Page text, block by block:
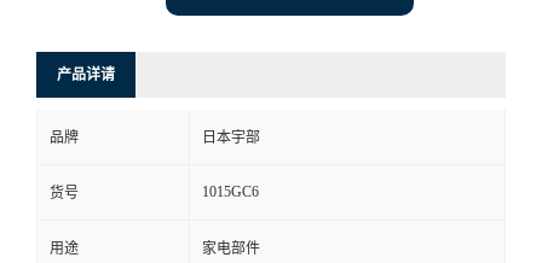
产品详请
品牌 日本宇部
货号 1015GC6
用途 家电部件